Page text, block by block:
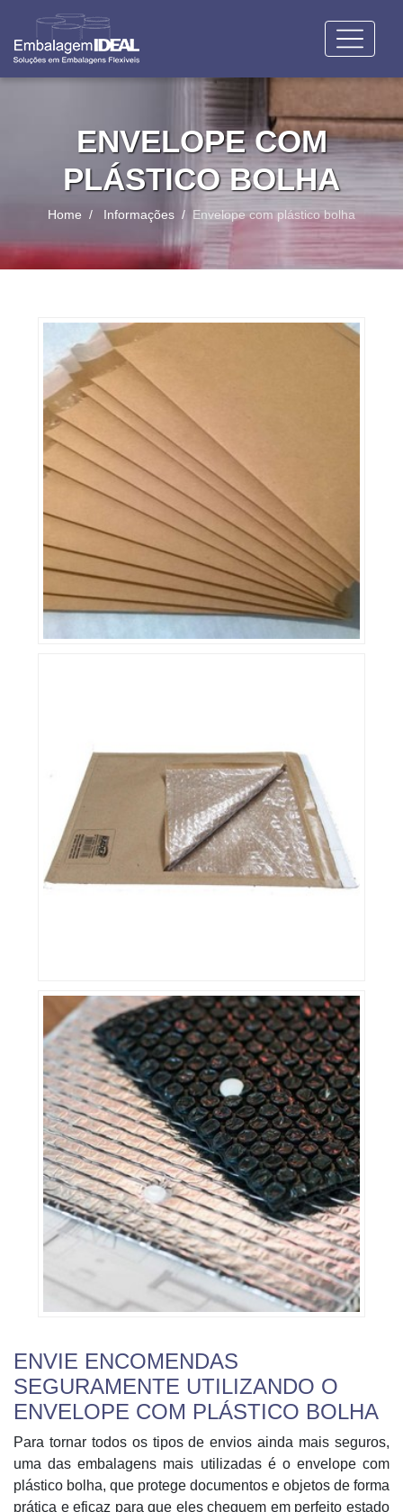
ENVELOPE COM
PLÁSTICO BOLHA
Home Informações Envelope com plástico bolha
ENVIE ENCOMENDAS
SEGURAMENTE UTILIZANDO O
ENVELOPE COM PLÁSTICO BOLHA
Para tornar todos os tipos de envios ainda mais seguros,
uma das embalagens mais utilizadas é o envelope com
plástico bolha, que protege documentos e objetos de forma
prática e eficaz para que eles cheguem em perfeito estado